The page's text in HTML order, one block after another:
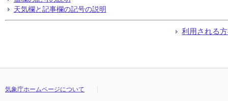
天気欄と記事欄の記号の説明
利用される
気象庁ホームページについて